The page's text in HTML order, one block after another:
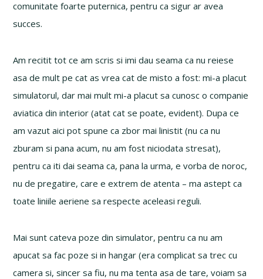
comunitate foarte puternica, pentru ca sigur ar avea
succes.
Am recitit tot ce am scris si imi dau seama ca nu reiese
asa de mult pe cat as vrea cat de misto a fost: mi-a placut
simulatorul, dar mai mult mi-a placut sa cunosc o companie
aviatica din interior (atat cat se poate, evident). Dupa ce
am vazut aici pot spune ca zbor mai linistit (nu ca nu
zburam si pana acum, nu am fost niciodata stresat),
pentru ca iti dai seama ca, pana la urma, e vorba de noroc,
nu de pregatire, care e extrem de atenta – ma astept ca
toate liniile aeriene sa respecte aceleasi reguli.
Mai sunt cateva poze din simulator, pentru ca nu am
apucat sa fac poze si in hangar (era complicat sa trec cu
camera si, sincer sa fiu, nu ma tenta asa de tare, voiam sa